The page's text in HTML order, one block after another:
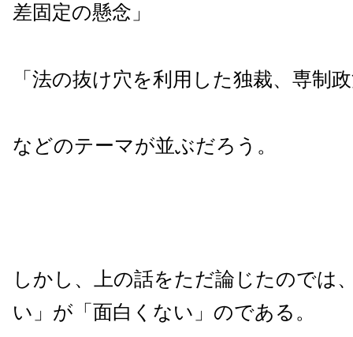
差固定の懸念」
「法の抜け穴を利用した独裁、専制
などのテーマが並ぶだろう。
しかし、上の話をただ論じたのでは
い」が「面白くない」のである。